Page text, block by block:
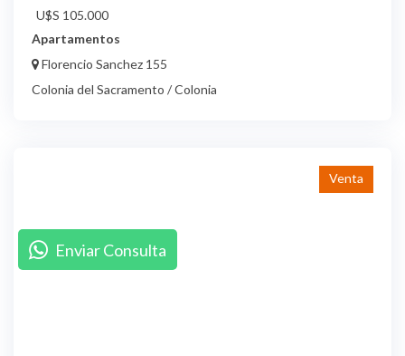
U$S 105.000
Apartamentos
Florencio Sanchez 155
Colonia del Sacramento / Colonia
Venta
Enviar Consulta